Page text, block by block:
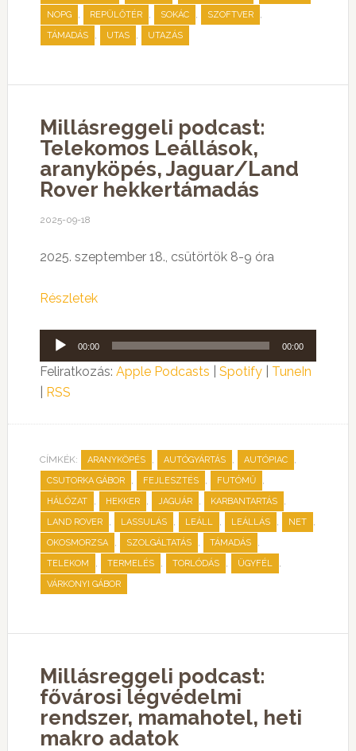
NOPG , REPÜLŐTÉR , SOKÁC , SZOFTVER ,
TÁMADÁS , UTAS , UTAZÁS
Millásreggeli podcast:
Telekomos Leállások,
aranyköpés, Jaguar/Land
Rover hekkertámadás
2025-09-18
2025. szeptember 18., csütörtök 8-9 óra
Részletek
Audió
lejátszó
00:00 00:00
Feliratkozás: Apple Podcasts Spotify| TuneIn
RSS
CÍMKÉK: ARANYKÖPÉS , AUTÓGYÁRTÁS , AUTÓPIAC ,
CSUTORKA GÁBOR , FEJLESZTÉS , FUTÓMŰ ,
HÁLÓZAT , HEKKER , JAGUÁR , KARBANTARTÁS ,
LAND ROVER , LASSULÁS , LEÁLL , LEÁLLÁS , NET ,
OKOSMORZSA , SZOLGÁLTATÁS , TÁMADÁS ,
TELEKOM , TERMELÉS , TORLÓDÁS , ÜGYFÉL ,
VÁRKONYI GÁBOR
Millásreggeli podcast:
fővárosi légvédelmi
rendszer, mamahotel, heti
makro adatok